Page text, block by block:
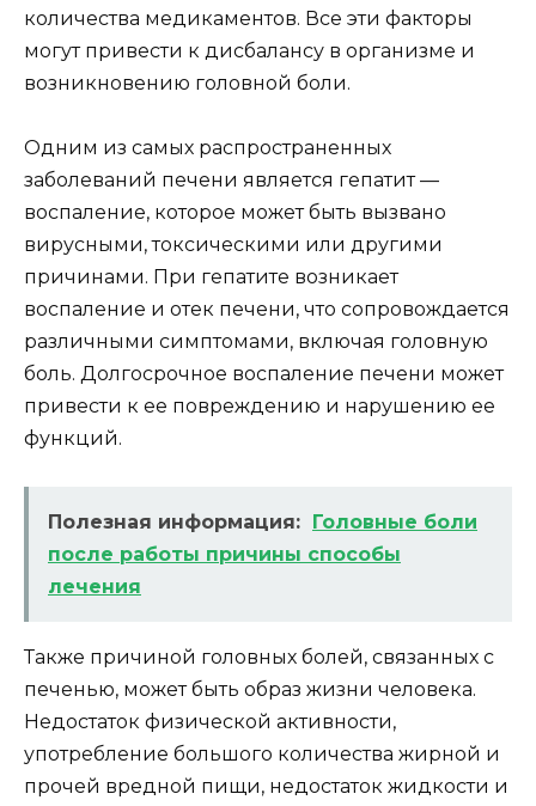
количества медикаментов. Все эти факторы
могут привести к дисбалансу в организме и
возникновению головной боли.
Одним из самых распространенных
заболеваний печени является гепатит —
воспаление, которое может быть вызвано
вирусными, токсическими или другими
причинами. При гепатите возникает
воспаление и отек печени, что сопровождается
различными симптомами, включая головную
боль. Долгосрочное воспаление печени может
привести к ее повреждению и нарушению ее
функций.
Полезная информация:
Головные боли
после работы причины способы
лечения
Также причиной головных болей, связанных с
печенью, может быть образ жизни человека.
Недостаток физической активности,
употребление большого количества жирной и
прочей вредной пищи, недостаток жидкости и